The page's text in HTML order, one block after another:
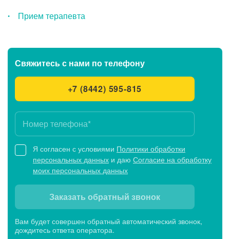
Прием терапевта
Свяжитесь с нами по телефону
+7 (8442) 595-815
Я согласен с условиями Политики обработки
персональных данных и даю Согласие на обработку
моих персональных данных
Заказать обратный звонок
Вам будет совершен обратный автоматический звонок,
дождитесь ответа оператора.